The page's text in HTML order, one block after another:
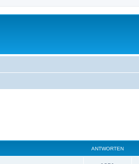
ANTWORTEN